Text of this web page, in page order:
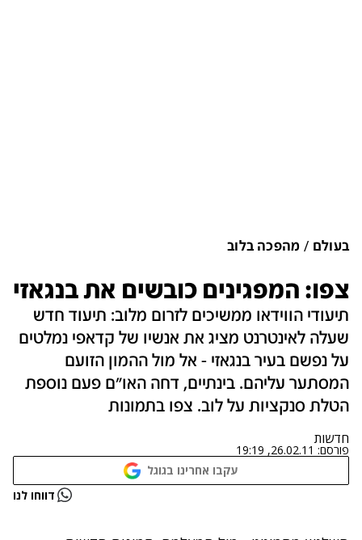
בעולם מהפכה בלוב
צפו: המפגינים כובשים את בנגאזי
תיעודי הווידאו ממשיכים לזרום מלוב: תיעוד חדש
שעלה לאינטרנט מציג את אנשיו של קדאפי נמלטים
על נפשם בעיר בנגאזי - אל מול ההמון הזועם
המסתער עליהם. בינתיים, דחה האו"ם פעם נוספת
הטלת סנקציות על לוב. צפו בתמונות
חדשות
פורסם: 26.02.11, 19:19
עקבו אחרינו בגוגל
נתקלנו בבעיה דווחו לנו